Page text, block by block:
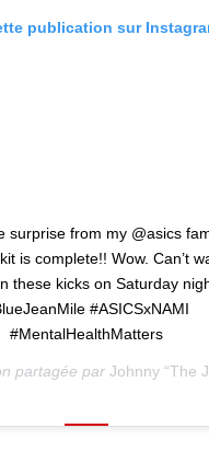
publication sur
surprise from my @asics
is complete!! Wow. Can’t
these kicks on Saturday
#ASICSxNAMI
#MentalHealthMatters
partagée par Johnny “The Jet”